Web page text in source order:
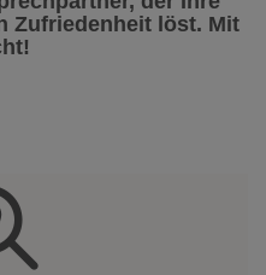
Zufriedenheit löst. Mit